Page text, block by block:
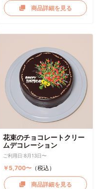
商品詳細を見る
花束のチョコレートクリー
ムデコレーション
ご利用日:8月13日〜
￥5,700〜 （税込）
商品詳細を見る